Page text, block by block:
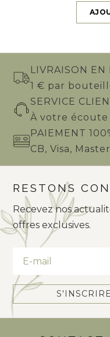
LIVRAISON EN
1 € par
SERVICE
À votre écoute
PAIEMENT
CB, Visa,
RESTONS
Recevez nos
offres exclusives.